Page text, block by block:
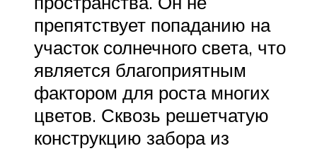
препятствует попаданию на
участок солнечного света, что
является благоприятным
фактором для роста многих
цветов. Сквозь решетчатую
конструкцию забора из